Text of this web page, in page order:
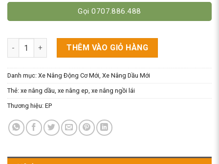
Gọi 0707.886.488
Xe Nâng Dầu 3 Tấn (3000kg) Cao 3M Ngồi Lái. Model
THÊM VÀO GIỎ HÀNG
Danh mục: Xe Nâng Động Cơ Mới, Xe Nâng Dầu Mới
Thẻ: xe nâng dầu, xe nâng ep, xe nâng ngồi lái
Thương hiệu: EP